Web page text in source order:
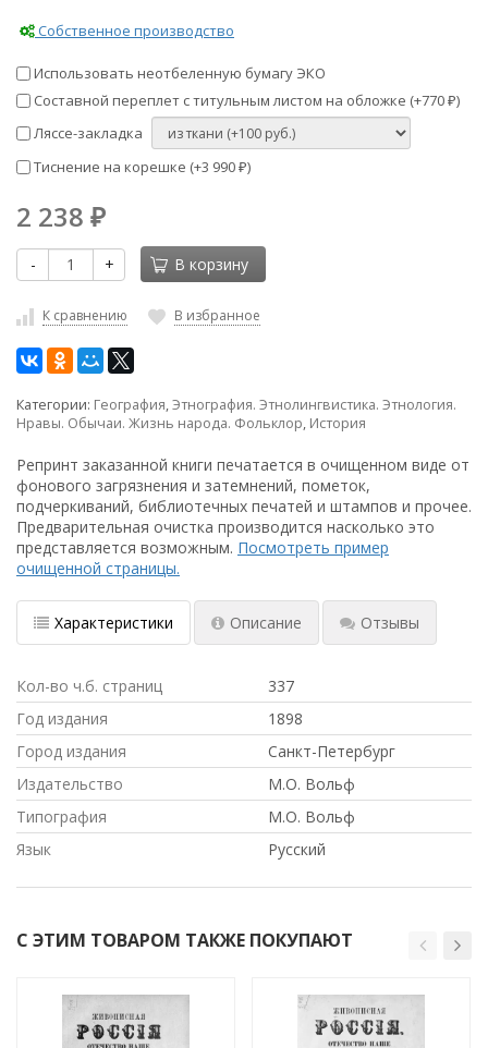
Собственное производство
Использовать неотбеленную бумагу ЭКО
Составной переплет с титульным листом на обложке (+770 ₽)
Ляссе-закладка
Тиснение на корешке (+3 990 ₽)
2 238 ₽
- + В корзину
К сравнению В избранное
Категории: География,Этнография. Этнолингвистика. Этнология.
Нравы. Обычаи. Жизнь народа. Фольклор, История
Репринт заказанной книги печатается в очищенном виде от
фонового загрязнения и затемнений, пометок,
подчеркиваний, библиотечных печатей и штампов и прочее.
Предварительная очистка производится насколько это
представляется возможным. Посмотреть пример
очищенной страницы.
Характеристики Описание Отзывы
Кол-во ч.б. страниц
337
Год издания
1898
Город издания
Санкт-Петербург
Издательство
М.О. Вольф
Типография
М.О. Вольф
Язык
Русский
С ЭТИМ ТОВАРОМ ТАКЖЕ ПОКУПАЮТ